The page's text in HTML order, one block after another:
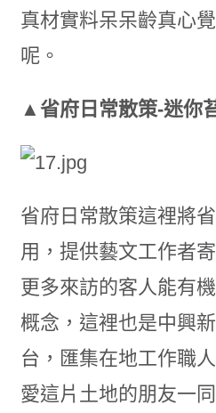
真材實料呆呆齡真心
呢。
▲省府日常散策-迷你
省府日常散策這裡將
用，提供藝文工作者
更多來訪的客人能有
概念，這裡也是中興
台，匯集在地工作職
愛這片土地的朋友一